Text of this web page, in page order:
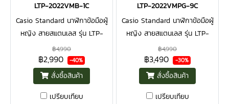
LTP-2022VMB-1C
Casio Standard นาฬิกาข้อมือผู้
หญิง สายสแตนเลส รุ่น LTP-
2022VMB-1C -สีดำ
฿4,990
฿2,990 -40%
สั่งซื้อสินค้า
เปรียบเทียบ
LTP-2022VMPG-9C
Casio Standard นาฬิกาข้อมือผู้
หญิง สายสแตนเลส รุ่น LTP-
2022VMPG-9C สีโรสโกลด์
฿4,990
฿3,490 -30%
สั่งซื้อสินค้า
เปรียบเทียบ